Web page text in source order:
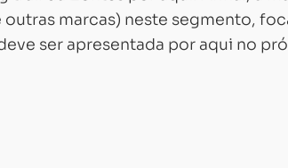
marcas) neste segmento,
ser apresentada por aqui no